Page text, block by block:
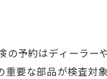
予約はディーラー
要な部品が検査対